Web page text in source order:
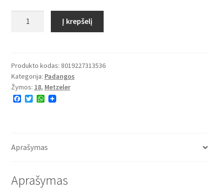
888
Marathon
Ultra
300/35
TL
Į krepšelį
Produkto kodas: 8019227313536
Kategorija: Padangos
Žymos: 18, Metzeler
F
o
T
r
W
p
Aprašymas
Aprašymas